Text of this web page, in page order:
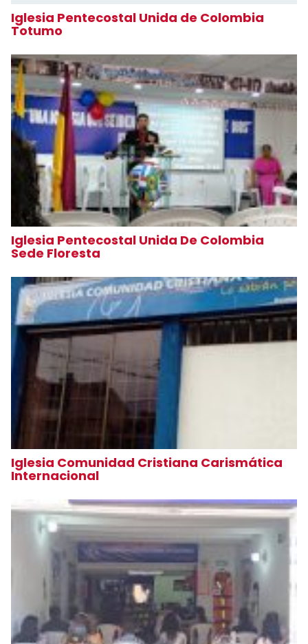
Iglesia Pentecostal Unida de Colombia
Totumo
Iglesia Pentecostal Unida De Colombia
Sede Floresta
Iglesia Comunidad Cristiana Carismática
Internacional